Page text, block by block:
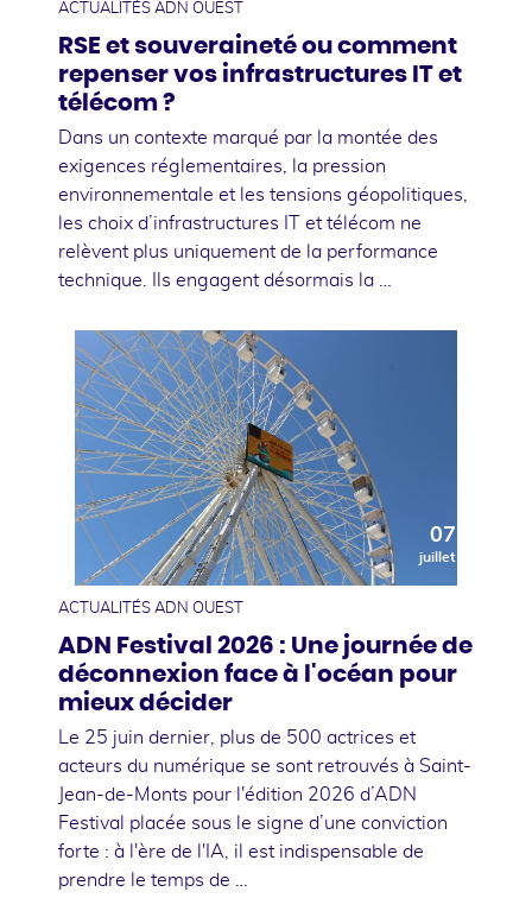
ACTUALITÉS ADN OUEST
RSE et souveraineté ou comment
repenser vos infrastructures IT et
télécom ?
Dans un contexte marqué par la montée des
exigences réglementaires, la pression
environnementale et les tensions géopolitiques,
les choix d’infrastructures IT et télécom ne
relèvent plus uniquement de la performance
technique. Ils engagent désormais la …
07
juillet
ACTUALITÉS ADN OUEST
ADN Festival 2026 : Une journée de
déconnexion face à l'océan pour
mieux décider
Le 25 juin dernier, plus de 500 actrices et
acteurs du numérique se sont retrouvés à Saint-
Jean-de-Monts pour l'édition 2026 d’ADN
Festival placée sous le signe d’une conviction
forte : à l'ère de l'IA, il est indispensable de
prendre le temps de …